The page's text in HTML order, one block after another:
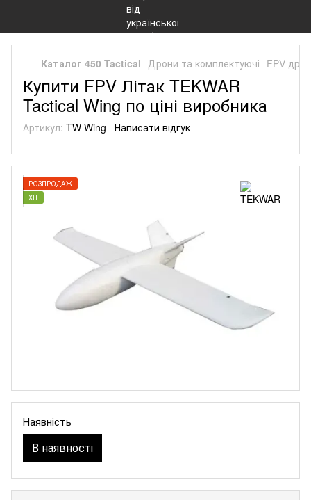
Каталог 450 Tactical Дрони та комплектуючі FPV
Купити FPV Літак TEKWAR
Tactical Wing по ціні виробника
Артикул: TW Wing Написати відгук
РОЗПРОДАЖ
ХІТ
Наявність
В наявності